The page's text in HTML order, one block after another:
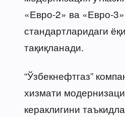
«Евро-2» ва «Евро-3»
стандартларидаги
тақиқланади.
“Ўзбекнефтгаз”
хизмати
кераклигини